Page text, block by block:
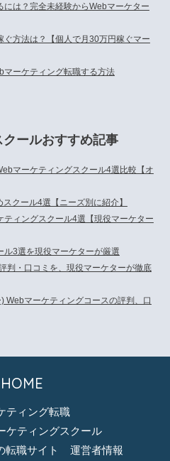
には？完全未経験からWebマーケター
方法は？【個人で月30万円稼ぐマー
マーケティング転職する方法
ールおすすめ記事
マーケティングスクール4選比較【オ
クール4選【ニーズ別に紹介】
ィングスクール4選【現役マーケター
ル3選を現役マーケターが厳選
判・口コミを、現役マーケターが徹底
Webマーケティングコースの評判、口
ティング転職
ケティングスクール
転職サイト
運営者情報